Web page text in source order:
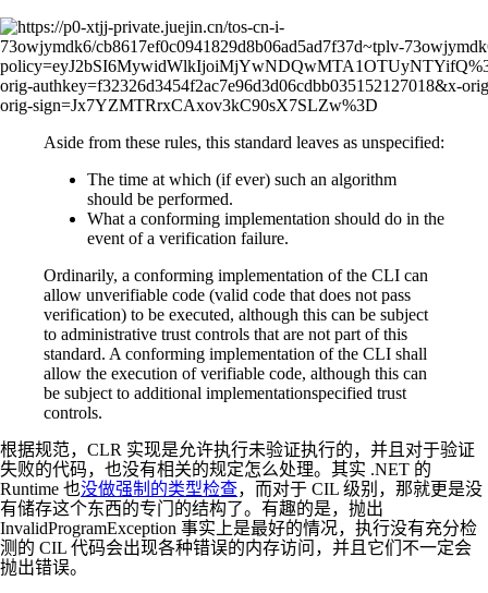
Aside from these rules, this standard leaves as unspecified:
The time at which (if ever) such an algorithm
should be performed.
What a conforming implementation should do in the
event of a verification failure.
Ordinarily, a conforming implementation of the CLI can
allow unverifiable code (valid code that does not pass
verification) to be executed, although this can be subject
to administrative trust controls that are not part of this
standard. A conforming implementation of the CLI shall
allow the execution of verifiable code, although this can
be subject to additional implementationspecified trust
controls.
根据规范，CLR 实现是允许执行未验证执行的，并且对于验证
失败的代码，也没有相关的规定怎么处理。其实 .NET 的
Runtime 也没做强制的类型检查，而对于 CIL 级别，那就更是没
有储存这个东西的专门的结构了。有趣的是，抛出
InvalidProgramException 事实上是最好的情况，执行没有充分检
测的 CIL 代码会出现各种错误的内存访问，并且它们不一定会
抛出错误。